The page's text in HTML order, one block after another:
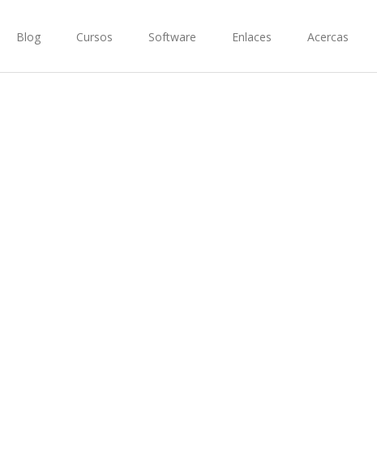
Blog Cursos Software Enlaces Acercas